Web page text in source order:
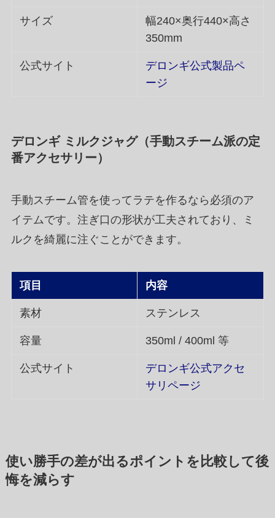
サイズ
幅240×奥行440×高さ
350mm
公式サイト
デロンギ公式製品ペ
ージ
デロンギ ミルクジャグ（手動スチーム派の定
番アクセサリー）
手動スチーム管を使ってラテを作るなら必須のア
イテムです。注ぎ口の形状が工夫されており、ミ
ルクを綺麗に注ぐことができます。
項目 内容
素材 ステンレス
容量 350ml / 400ml 等
公式サイト
デロンギ公式アクセ
サリページ
使い勝手の差が出るポイントを比較して後
悔を減らす